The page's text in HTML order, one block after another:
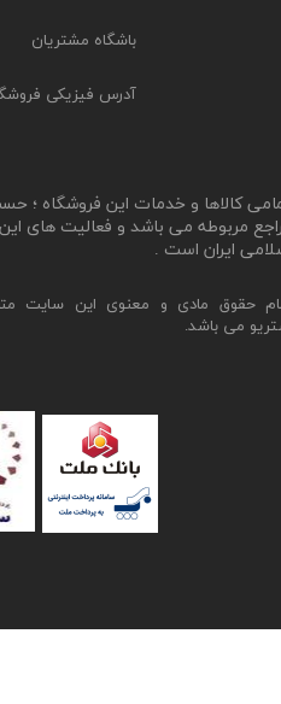
حقوق مادی و معنوی این سایت
می باشد.
باشگاه مشتریان
آدرس فیزیکی
کالاها و خدمات این فروشگاه ؛
مربوطه می باشد و فعالیت های
ایران است .